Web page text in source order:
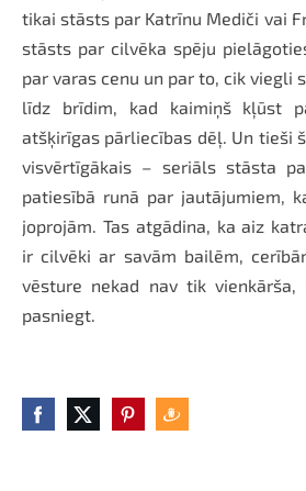
tikai stāsts par Katrīnu Mediči vai
stāsts par cilvēka spēju
par varas cenu un par to, cik viegli
līdz brīdim, kad kaimiņš kļūst
atšķirīgas pārliecības dēļ. Un tieši
visvērtīgākais – seriāls stāsta
patiesībā runā par jautājumiem,
joprojām. Tas atgādina, ka aiz
ir cilvēki ar savām bailēm,
vēsture nekad nav tik
pasniegt.